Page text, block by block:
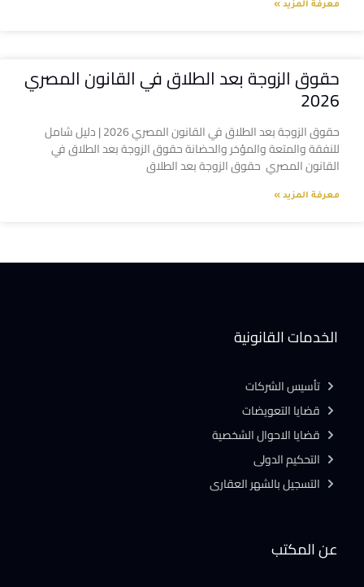
معرفة المزيد »
حقوق الزوجة بعد الطلاق في القانون المصري
2026
حقوق الزوجة بعد الطلاق في القانون المصري 2026 | دليل شامل
للنفقة والمتعة والمؤخر والحضانة حقوق الزوجة بعد الطلاق في
القانون المصري حقوق الزوجة بعد الطلاق
معرفة المزيد »
عن المكتب
الخدمات القانونية
تأسيس الشركات
قضايا التعويضات
قضايا الاحوال الشخصية
التحكيم الدولى
التسجيل بالشهر العقارى